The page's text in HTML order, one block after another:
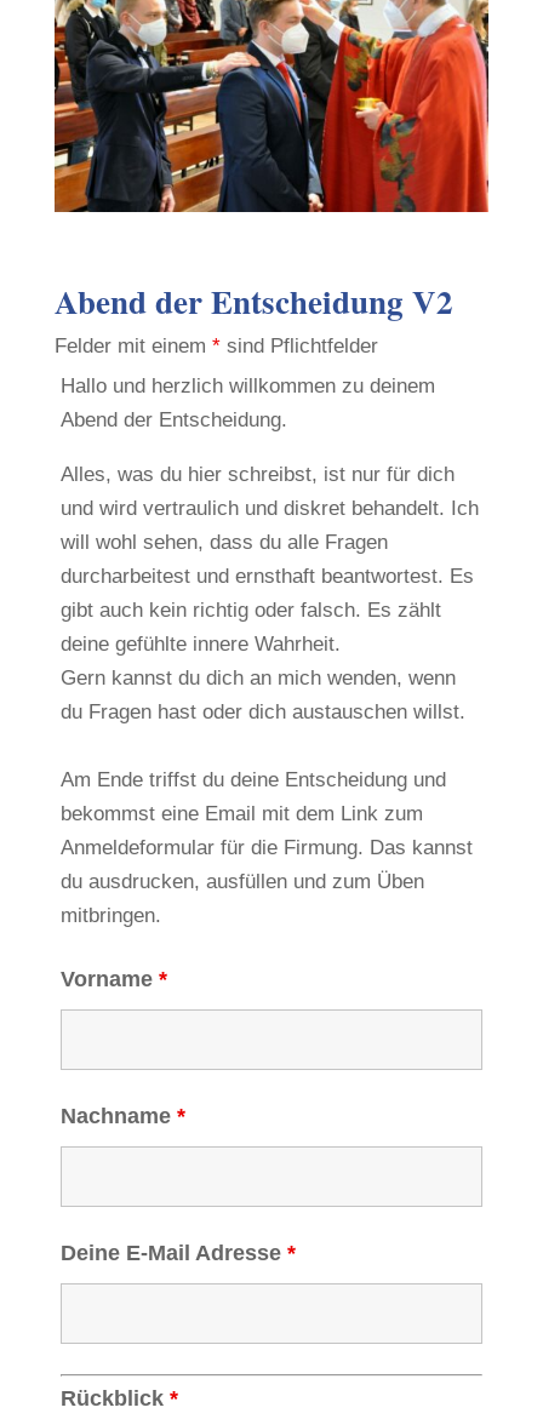
Abend der Entscheidung V2
Felder mit einem *sind Pflichtfelder
Hallo und herzlich willkommen zu deinem
Abend der Entscheidung.
Alles, was du hier schreibst, ist nur für dich
und wird vertraulich und diskret behandelt. Ich
will wohl sehen, dass du alle Fragen
durcharbeitest und ernsthaft beantwortest. Es
gibt auch kein richtig oder falsch. Es zählt
deine gefühlte innere Wahrheit.
Gern kannst du dich an mich wenden, wenn
du Fragen hast oder dich austauschen willst.
Am Ende triffst du deine Entscheidung und
bekommst eine Email mit dem Link zum
Anmeldeformular für die Firmung. Das kannst
du ausdrucken, ausfüllen und zum Üben
mitbringen.
Vorname *
Nachname *
Deine E-Mail Adresse *
Rückblick *